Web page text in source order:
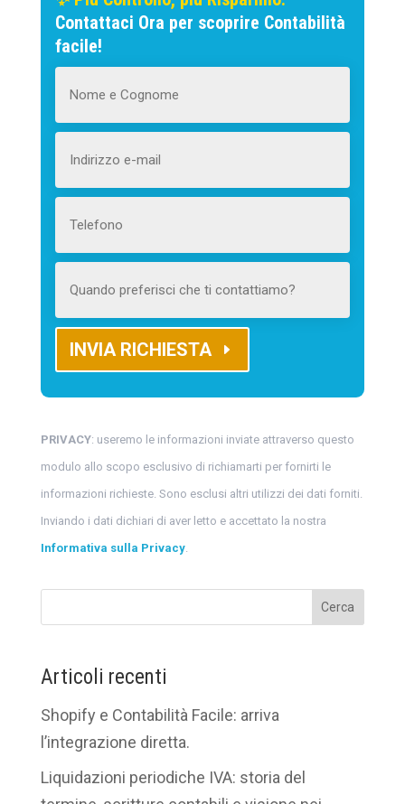
Contattaci Ora per scoprire Contabilità
facile!
INVIA RICHIESTA
PRIVACY: useremo le informazioni inviate attraverso questo
modulo allo scopo esclusivo di richiamarti per fornirti le
informazioni richieste. Sono esclusi altri utilizzi dei dati forniti.
Inviando i dati dichiari di aver letto e accettato la nostra
Informativa sulla Privacy.
Cerca
Articoli recenti
Shopify e Contabilità Facile: arriva
l’integrazione diretta.
Liquidazioni periodiche IVA: storia del